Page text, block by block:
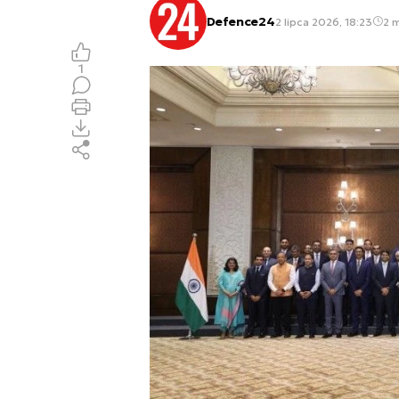
Defence242 lipca 2026, 18:23 2
1